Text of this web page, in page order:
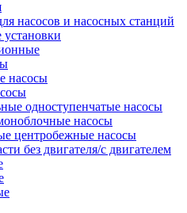
насосов и насосных станций
насосы
одноступенчатые насосы
насосы
центробежные насосы
без двигателя/с двигателем